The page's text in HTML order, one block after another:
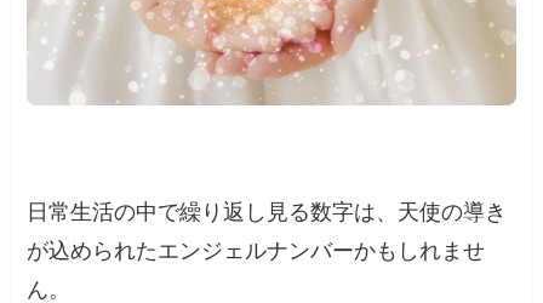
日常生活の中で繰り返し見る数字は、天使の導き
が込められたエンジェルナンバーかもしれませ
ん。